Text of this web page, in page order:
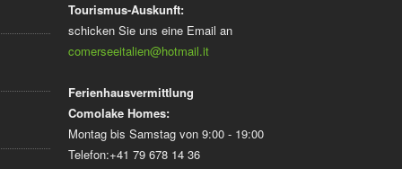
Tourismus-Auskunft:
schicken Sie uns eine Email an
comerseeitalien@hotmail.it
Ferienhausvermittlung
Comolake Homes:
Montag bis Samstag von 9:00 - 19:00
Telefon:+41 79 678 14 36